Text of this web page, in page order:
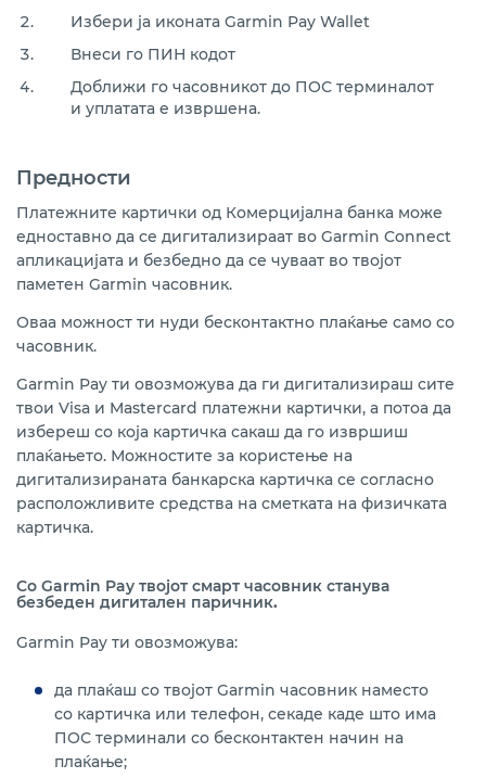
Избери ја иконата Garmin Pay Wallet
Внеси го ПИН кодот
Доближи го часовникот до ПОС терминалот
и уплатата е извршена.
Предности
Платежните картички од Комерцијална банка може
едноставно да се дигитализираат во Garmin Connect
апликацијата и безбедно да се чуваат во твојот
паметен Garmin часовник.
Оваа можност ти нуди бесконтактно плаќање само со
часовник.
Garmin Pay ти овозможува да ги дигитализираш сите
твои Visa и Mastercard платежни картички, а потоа да
избереш со која картичка сакаш да го извршиш
плаќањето. Можностите за користење на
дигитализираната банкарска картичка се согласно
расположливите средства на сметката на физичката
картичка.
Со Garmin Pay твојот смарт часовник станува
безбеден дигитален паричник.
Garmin Pay ти овозможува:
да плаќаш со твојот Garmin часовник наместо
со картичка или телефон, секаде каде што има
ПОС терминали со бесконтактен начин на
плаќање;